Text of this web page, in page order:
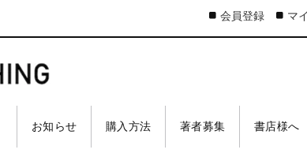
お知らせ 購入方法 著者募集 書店様へ
会員登録 マ
三刷